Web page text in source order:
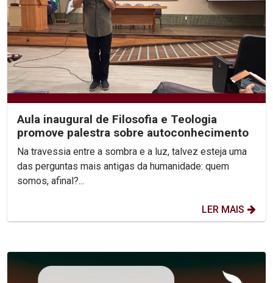
Aula inaugural de Filosofia e Teologia
promove palestra sobre autoconhecimento
Na travessia entre a sombra e a luz, talvez esteja uma
das perguntas mais antigas da humanidade: quem
somos, afinal?...
LER MAIS